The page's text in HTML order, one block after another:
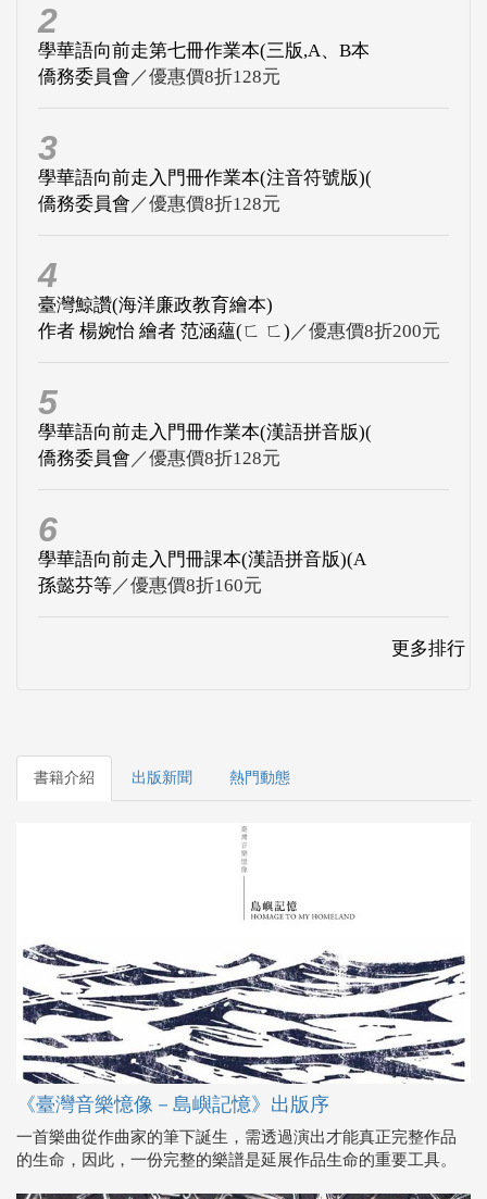
2
學華語向前走第七冊作業本(三版,A、B本
僑務委員會 ／優惠價8折128元
3
學華語向前走入門冊作業本(注音符號版)(
僑務委員會 ／優惠價8折128元
4
臺灣鯨讚(海洋廉政教育繪本)
作者 楊婉怡 繪者 范涵蘊(ㄈ ㄈ) ／優惠價8折200元
5
學華語向前走入門冊作業本(漢語拼音版)(
僑務委員會 ／優惠價8折128元
6
學華語向前走入門冊課本(漢語拼音版)(A
孫懿芬等／優惠價8折160元
更多排行
書籍介紹 出版新聞 熱門動態
《臺灣音樂憶像－島嶼記憶》出版序
一首樂曲從作曲家的筆下誕生，需透過演出才能真正完整作品
的生命，因此，一份完整的樂譜是延展作品生命的重要工具。